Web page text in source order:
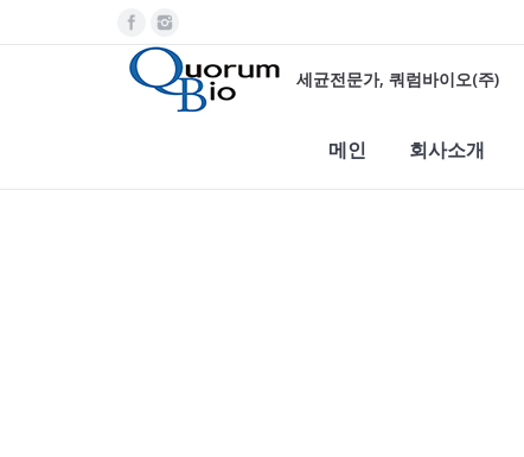
세균전문가, 쿼럼바이오(주)
메인 회사소개